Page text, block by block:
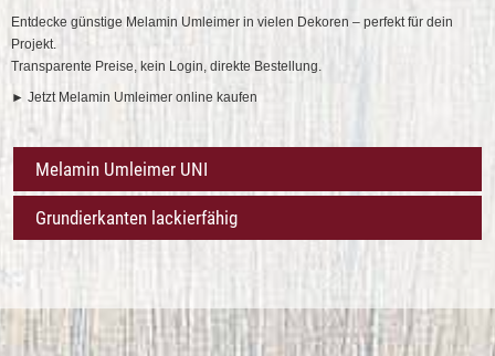
Entdecke günstige Melamin Umleimer in vielen Dekoren – perfekt für dein
Projekt.
Transparente Preise, kein Login, direkte Bestellung.
► Jetzt Melamin Umleimer online kaufen
Melamin Umleimer UNI
Grundierkanten lackierfähig